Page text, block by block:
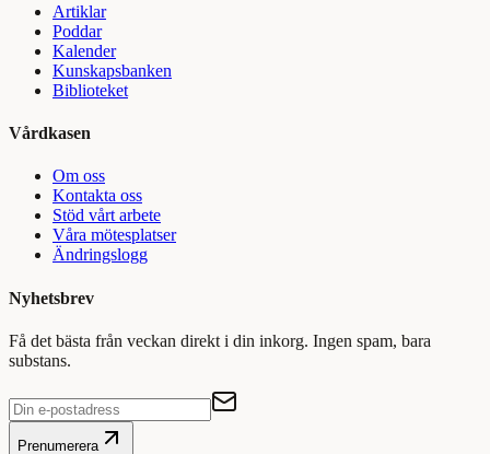
Artiklar
Poddar
Kalender
Kunskapsbanken
Biblioteket
Vårdkasen
Om oss
Kontakta oss
Stöd vårt arbete
Våra mötesplatser
Ändringslogg
Nyhetsbrev
Få det bästa från veckan direkt i din inkorg. Ingen spam, bara
substans.
Prenumerera